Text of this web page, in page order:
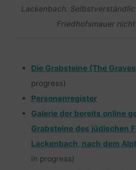
Lackenbach.
Friedhofsmauer
Die Grabsteine (The
progress)
Personenregister
Galerie der bereits online
Grabsteine des jüdischen
Lackenbach, nach dem
in progress)